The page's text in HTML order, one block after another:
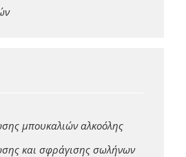
μπουκαλιών αλκοόλης
και σφράγισης σωλήνων